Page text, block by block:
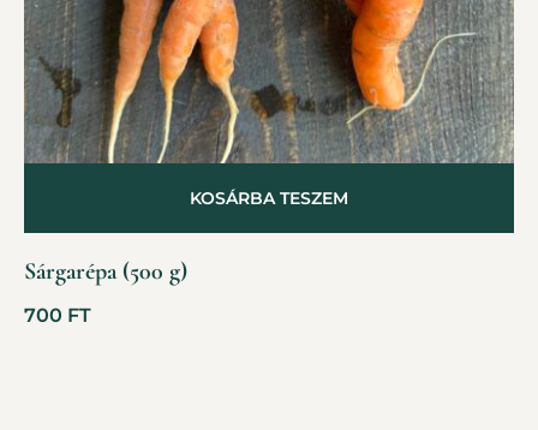
Sárgarépa (500 g)
700 FT
KOSÁRBA TESZEM